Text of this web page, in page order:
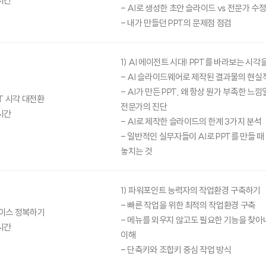
- AI로 생성한 초안 슬라이드 vs 전문가 수
- 내가 만들던 PPT의 문제점 점검
시각 대전환
간
1) AI 에이전트 시대! PPT를 바라보는 시각
- AI 슬라이드웨어로 제작된 결과물의 현실
- AI가 만든 PPT, 왜 항상 뭔가 부족한 느낌
전문가의 진단
- AI로 제작한 슬라이드의 한계 3가지 분석
- 일반적인 실무자들이 AI로 PPT를 만들
놓치는 것
스 정복하기
간
1) 파워포인트 능력자의 작업환경 구축하기
- 빠른 작업을 위한 최적의 작업환경 구축
- 메뉴를 외우지 않고도 필요한 기능을 찾아
이해
- 단축키와 조합키 중심 작업 방식